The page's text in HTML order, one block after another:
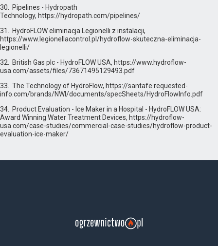
30. Pipelines - Hydropath
Technology, https://hydropath.com/pipelines/
31. HydroFLOW eliminacja Legionelli z instalacji,
https://www.legionellacontrol.pl/hydroflow-skuteczna-eliminacja-
legionelli/
32. British Gas plc - HydroFLOW USA, https://www.hydroflow-
usa.com/assets/files/73671495129493.pdf
33. The Technology of HydroFlow, https://santafe.requested-
info.com/brands/NWI/documents/specSheets/HydroFlowInfo.pdf
34. Product Evaluation - Ice Maker in a Hospital - HydroFLOW USA:
Award Winning Water Treatment Devices, https://hydroflow-
usa.com/case-studies/commercial-case-studies/hydroflow-product-
evaluation-ice-maker/